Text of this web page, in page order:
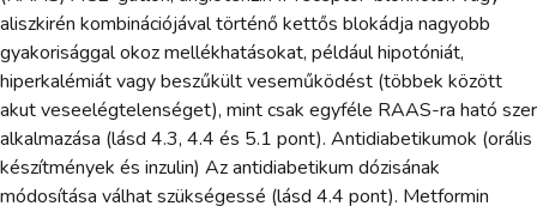
aliszkirén kombinációjával történő kettős blokádja nagyobb
gyakorisággal okoz mellékhatásokat, például hipotóniát,
hiperkalémiát vagy beszűkült veseműködést (többek között
akut veseelégtelenséget), mint csak egyféle RAAS-ra ható szer
alkalmazása (lásd 4.3, 4.4 és 5.1 pont). Antidiabetikumok (orális
készítmények és inzulin) Az antidiabetikum dózisának
módosítása válhat szükségessé (lásd 4.4 pont). Metformin